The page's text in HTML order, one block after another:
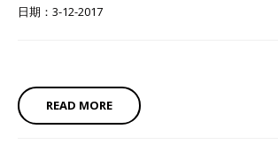
日期：3-12-2017
READ MORE